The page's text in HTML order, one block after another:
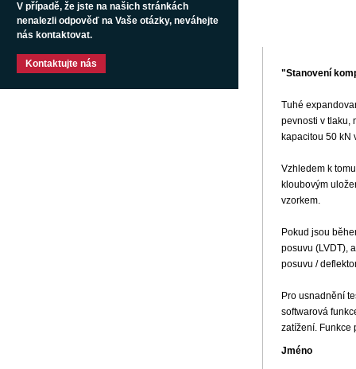
"Stanovení
Tuhé
pevnosti v tlaku,
kapacitou 50 kN
Vzhledem k
kloubovým
vzorkem.
Pokud jsou
posuvu (LVDT),
posuvu /
Pro usnadnění
softwarová
zatížení. Funkce
Jméno
V případě, že jste na našich stránkách
nenalezli odpověď na Vaše otázky, neváhejte
nás kontaktovat.
Kontaktujte nás